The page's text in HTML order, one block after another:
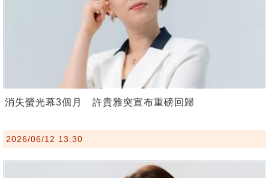
消失螢光幕3個月 許貴雅突宣布重磅回歸
2026/06/12 13:30